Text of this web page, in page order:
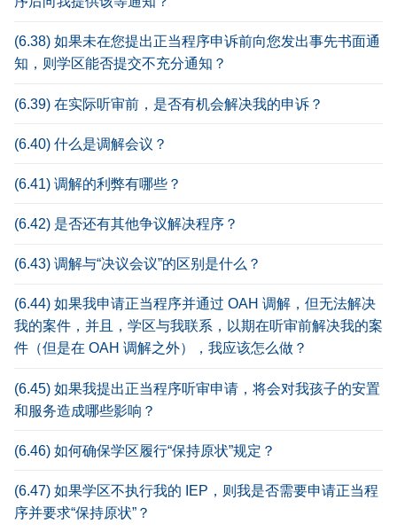
(6.38) 如果未在您提出正当程序申诉前向您发出事先书面通
知，则学区能否提交不充分通知？
(6.39) 在实际听审前，是否有机会解决我的申诉？
(6.40) 什么是调解会议？
(6.41) 调解的利弊有哪些？
(6.42) 是否还有其他争议解决程序？
(6.43) 调解与“决议会议”的区别是什么？
(6.44) 如果我申请正当程序并通过 OAH 调解，但无法解决
我的案件，并且，学区与我联系，以期在听审前解决我的案
件（但是在 OAH 调解之外），我应该怎么做？
(6.45) 如果我提出正当程序听审申请，将会对我孩子的安置
和服务造成哪些影响？
(6.46) 如何确保学区履行“保持原状”规定？
(6.47) 如果学区不执行我的 IEP，则我是否需要申请正当程
序并要求“保持原状”？